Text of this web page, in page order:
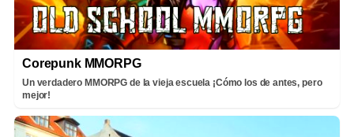
Corepunk MMORPG
Un verdadero MMORPG de la vieja escuela ¡Cómo los de antes, pero
mejor!